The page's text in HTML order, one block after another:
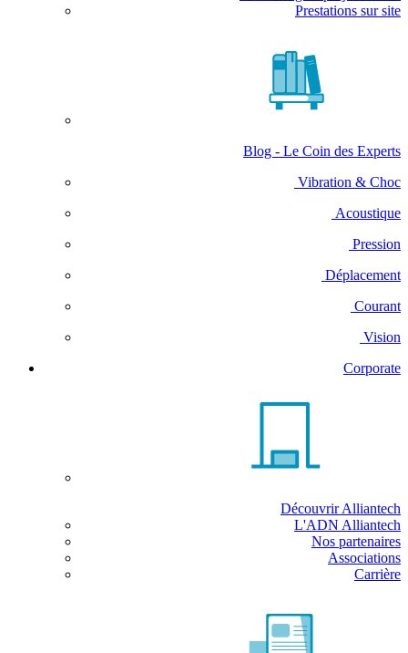
Prestations sur site
Blog - Le Coin des Experts
Vibration & Choc
Acoustique
Pression
Déplacement
Courant
Vision
Corporate
Découvrir Alliantech
L'ADN Alliantech
Nos partenaires
Associations
Carrière